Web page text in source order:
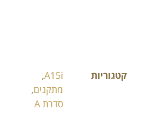
קטגוריות A15i
,
מתקנים,
סדרת A